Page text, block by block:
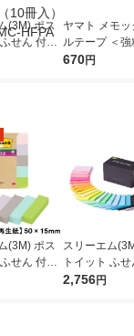
(3M) ポス
せん 付箋
ト 76×76
HFPA
ヤマト メモ
ルテープ ＜
50mm幅 つめ
670円
(3M) ポス
せん 付箋
生紙 見出
スリーエム
トイット ふ
強粘着 アスク
2,756円